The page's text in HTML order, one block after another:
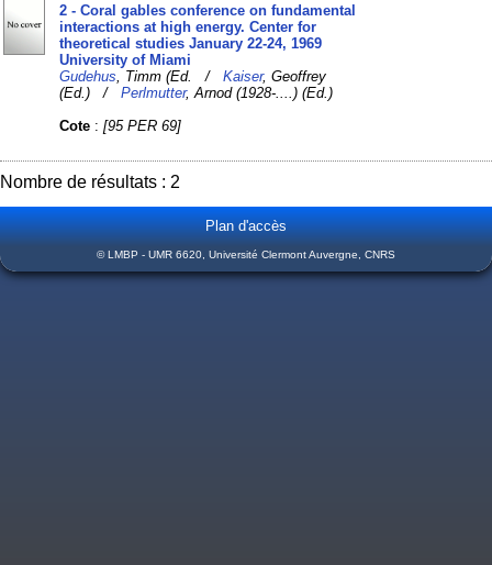
2 - Coral gables conference on fundamental
interactions at high energy. Center for
theoretical studies January 22-24, 1969
University of Miami
Gudehus , Timm (Ed. /Kaiser, Geoffrey
(Ed.) /Perlmutter, Arnod (1928-....) (Ed.)
Cote :[95 PER 69]
Nombre de résultats : 2
Plan d'accès
© LMBP - UMR 6620, Université Clermont Auvergne, CNRS